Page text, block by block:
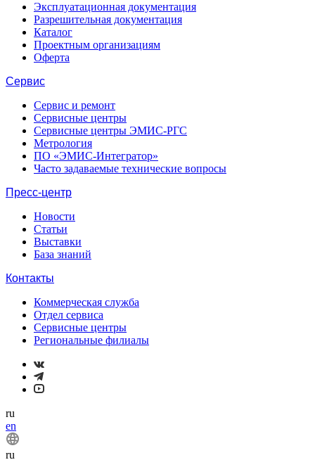
Эксплуатационная документация
Разрешительная документация
Каталог
Проектным организациям
Оферта
Сервис
Сервис и ремонт
Сервисные центры
Сервисные центры ЭМИС-РГС
Метрология
ПО «ЭМИС-Интегратор»
Часто задаваемые технические вопросы
Пресс-центр
Новости
Статьи
Выставки
База знаний
Контакты
Коммерческая служба
Отдел сервиса
Сервисные центры
Региональные филиалы
ru
en
ru